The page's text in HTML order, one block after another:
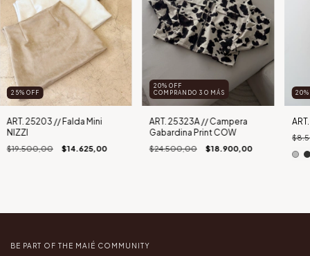
25% OFF
ART. 25203 // Falda Mini
NIZZI
$19.500,00 $14.625,00
20% OFF
COMPRANDO 3 O MÁS
ART. 25323A // Campera
Gabardina Print COW
$24.500,00 $18.900,00
20
BE PART OF THE MAIÉ COMMUNITY